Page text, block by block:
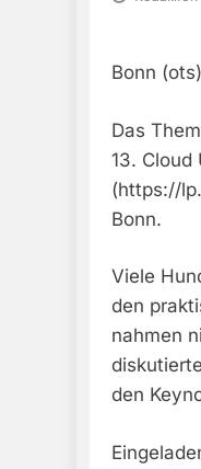
Bonn
Das
13. Cloud
(https://
Bonn.
Viele
den
nahmen
den